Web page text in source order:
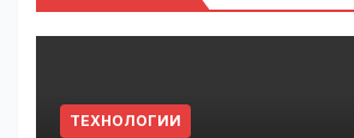
ТЕХНОЛОГИИ